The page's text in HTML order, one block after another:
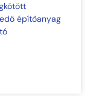
építőanyag